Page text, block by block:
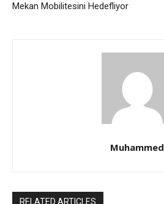
Mekan Mobilitesini Hedefliyor
Muhammed
RELATED ARTICLES